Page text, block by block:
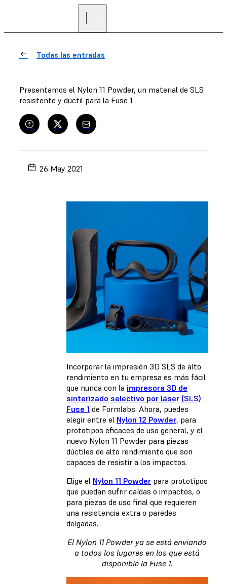
Todas las entradas
Presentamos el Nylon 11 Powder, un material de SLS
resistente y dúctil para la Fuse 1
26 May 2021
Incorporar la impresión 3D SLS de alto
rendimiento en tu empresa es más fácil
que nunca con la impresora 3D de
sinterizado selectivo por láser (SLS)
Fuse 1 de Formlabs. Ahora, puedes
elegir entre el Nylon 12 Powder, para
prototipos eficaces de uso general, y el
nuevo Nylon 11 Powder para piezas
dúctiles de alto rendimiento que son
capaces de resistir a los impactos.
Elige el Nylon 11 Powder para prototipos
que puedan sufrir caídas o impactos, o
para piezas de uso final que requieren
una resistencia extra o paredes
delgadas.
El Nylon 11 Powder ya se está enviando
a todos los lugares en los que está
disponible la Fuse 1.